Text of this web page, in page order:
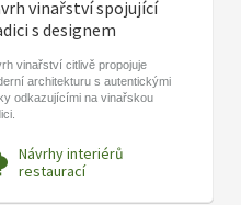
vinařství spojující
s designem
vinařství citlivě propojuje
architekturu s autentickými
odkazujícími na vinařskou
Návrhy interiérů
restaurací